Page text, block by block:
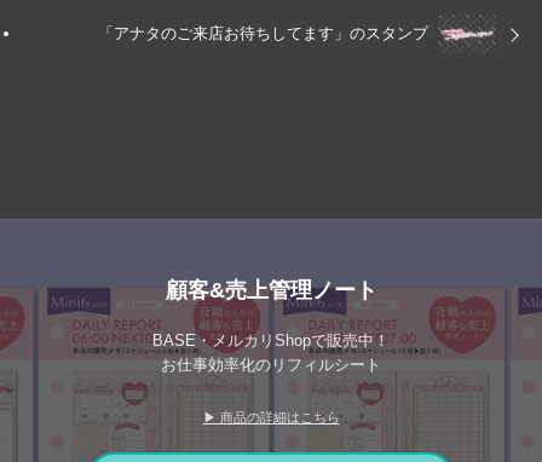
「アナタのご来店お待ちしてます」のスタンプ
顧客&売上管理ノート
BASE・メルカリShopで販売中！
お仕事効率化のリフィルシート
▶ 商品の詳細はこちら